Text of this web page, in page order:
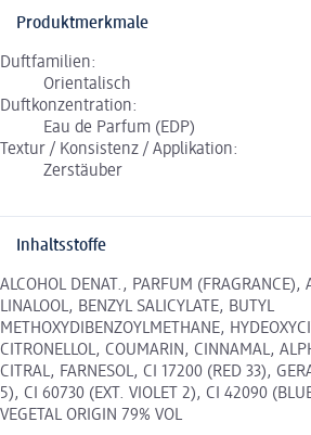
Produktmerkmale
Duftfamilien:
Orientalisch
Duftkonzentration:
Eau de Parfum (EDP)
Textur / Konsistenz / Applikation:
Zerstäuber
Inhaltsstoffe
ALCOHOL DENAT., PARFUM (FRAGRANCE),
LINALOOL, BENZYL SALICYLATE, BUTYL
METHOXYDIBENZOYLMETHANE,
CITRONELLOL, COUMARIN, CINNAMAL,
CITRAL, FARNESOL, CI 17200 (RED 33),
5), CI 60730 (EXT. VIOLET 2), CI 42090
VEGETAL ORIGIN 79% VOL